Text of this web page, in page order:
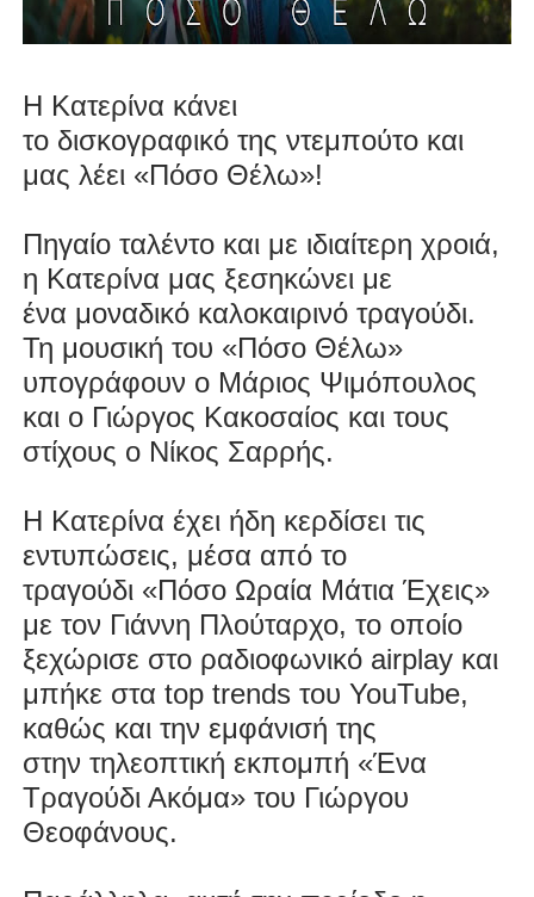
Η Κατερίνα κάνει
τοδισκογραφικό της ντεμπούτο και
μας λέει «Πόσο Θέλω»!
Πηγαίο ταλέντο και με ιδιαίτερη χροιά,
η Κατερίνα μας ξεσηκώνει με
ένα μοναδικό καλοκαιρινό τραγούδι.
Τη μουσική του «Πόσο Θέλω»
υπογράφουν ο Μάριος Ψιμόπουλος
και ο Γιώργος Κακοσαίος και τους
στίχους ο Νίκος Σαρρής.
Η Κατερίνα έχει ήδη κερδίσει τις
εντυπώσεις, μέσα από το
τραγούδι «Πόσο Ωραία Μάτια Έχεις»
με τον Γιάννη Πλούταρχο, το οποίο
ξεχώρισε στο ραδιοφωνικό airplay και
μπήκε στα top trends του YouTube,
καθώς και την εμφάνισή της
στην τηλεοπτική εκπομπή «Ένα
Τραγούδι Ακόμα»του Γιώργου
Θεοφάνους.